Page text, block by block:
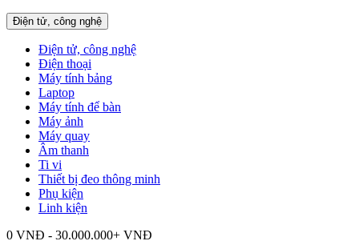
Điện tử, công nghệ
Điện tử, công nghệ
Điện thoại
Máy tính bảng
Laptop
Máy tính để bàn
Máy ảnh
Máy quay
Âm thanh
Ti vi
Thiết bị đeo thông minh
Phụ kiện
Linh kiện
0 VNĐ - 30.000.000+ VNĐ